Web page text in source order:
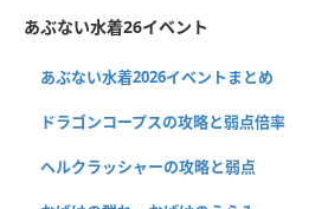
あぶない水着26イベント
あぶない水着2026イベントまとめ
ドラゴンコープスの攻略と弱点倍率
ヘルクラッシャーの攻略と弱点